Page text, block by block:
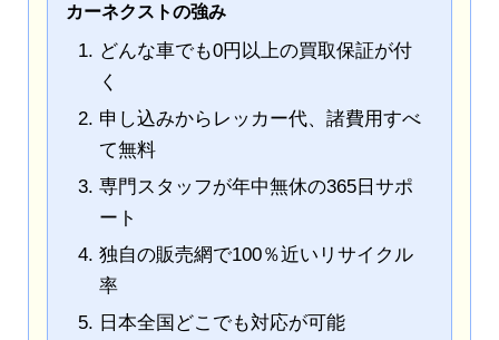
カーネクストの強み
どんな車でも0円以上の買取保証が付
く
申し込みからレッカー代、諸費用すべ
て無料
専門スタッフが年中無休の365日サポ
ート
独自の販売網で100％近いリサイクル
率
日本全国どこでも対応が可能